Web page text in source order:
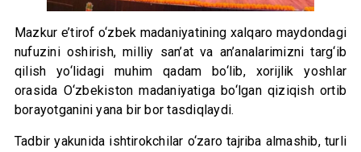
Mazkur e’tirof o‘zbek madaniyatining xalqaro maydondagi
nufuzini oshirish, milliy san’at va an’analarimizni targ‘ib
qilish yo‘lidagi muhim qadam bo‘lib, xorijlik yoshlar
orasida O‘zbekiston madaniyatiga bo‘lgan qiziqish ortib
borayotganini yana bir bor tasdiqlaydi.
Tadbir yakunida ishtirokchilar o‘zaro tajriba almashib, turli